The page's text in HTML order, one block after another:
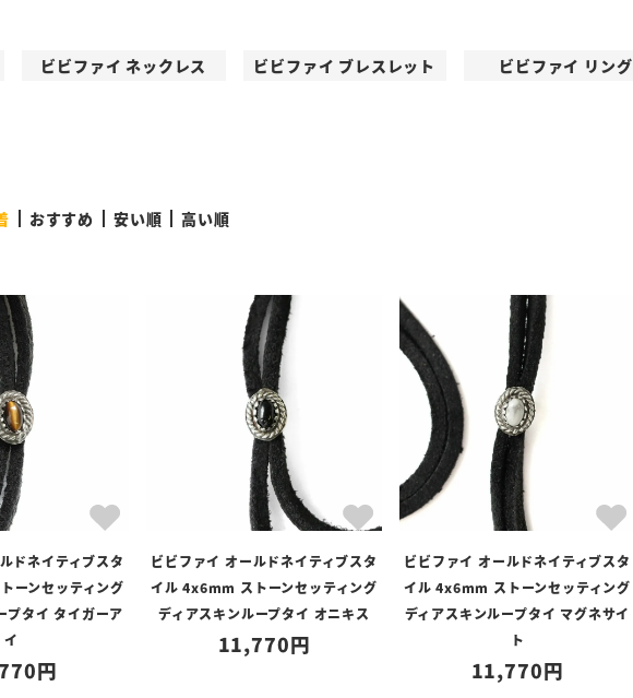
ビビファイ ネックレス ビビファイ ブレスレット ビビファイ リング
おすすめ 安い順 高い順
ドネイティブスタ
ーンセッティング
プタイ タイガーア
イ
ビビファイ オールドネイティブスタ
イル 4x6mm ストーンセッティング
ディアスキンループタイ オニキス
11,770
ビビファイ オールドネイティブスタ
イル 4x6mm ストーンセッティング
ディアスキンループタイ マグネサイ
ト
11,770